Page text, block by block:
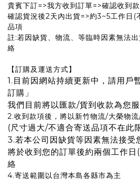
貴賓下訂=>我方收到訂單=>確認收到
確認貨況後2天內出貨=>約3~5工作日(
品項
註:若因缺貨、物流、等臨時因素無法
絡
【訂購及運送方式】
1.目前因網站持續更新中，請用戶
訂購」
我們目前將以匯款/貨到收款為您
2.收到款項後，將以新竹物流/大榮物
(尺寸過大/不適合寄送品項不在此
3.若本公司因缺貨等因素無法接受
將於收到您的訂單後約兩個工作
絡
4.寄送範圍以台灣本島各縣市為主